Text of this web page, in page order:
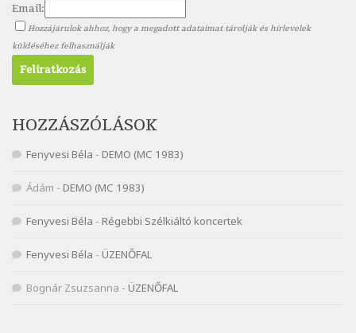
Szélkiáltó
Nagy Bandó András: Scarabeus
Szélkiáltó
Nagy Bandó András: Ülj le csak egyszer
Nagy Bandó András: Vakondok
Nagy Bandó András: Vizilóblues
Szélkiáltó
Szélkiáltó
Népköltés: Most érkeztünk
Szélkiáltó
Népköltés: Reggeli köszöntő
Email:
Hozzájárulok ahhoz, hogy a megadott adataimat tárolják és hírlevelek
küldéséhez felhasználják
HOZZÁSZÓLÁSOK
Fenyvesi Béla - DEMO (MC 1983)
Ádám - DEMO (MC 1983)
Fenyvesi Béla - Régebbi Szélkiáltó koncertek
Fenyvesi Béla - ÜZENŐFAL
Bognár Zsuzsanna - ÜZENŐFAL